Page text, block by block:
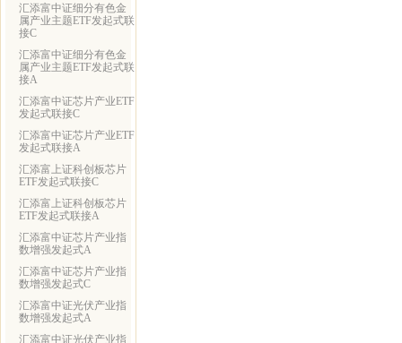
汇添富中证细分有色金
属产业主题ETF发起式联
接C
汇添富中证细分有色金
属产业主题ETF发起式联
接A
汇添富中证芯片产业ETF
发起式联接C
汇添富中证芯片产业ETF
发起式联接A
汇添富上证科创板芯片
ETF发起式联接C
汇添富上证科创板芯片
ETF发起式联接A
汇添富中证芯片产业指
数增强发起式A
汇添富中证芯片产业指
数增强发起式C
汇添富中证光伏产业指
数增强发起式A
汇添富中证光伏产业指